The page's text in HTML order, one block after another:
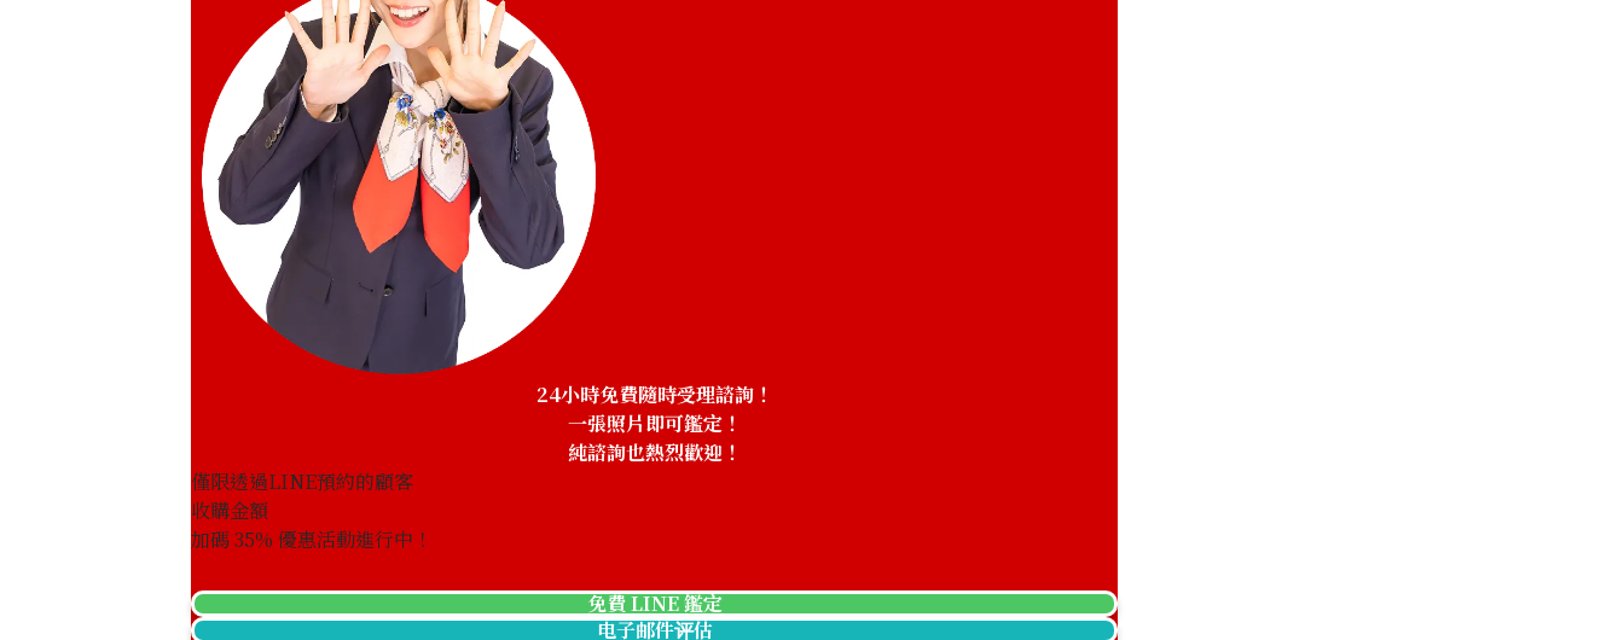
Platinum (Pt900) earrings
ASK ASK
24小時免費隨時受理諮詢！
一張照片即可鑑定！
純諮詢也熱烈歡迎！
僅限透過LINE預約的顧客
收購金額
加碼35% 優惠活動進行中！
免費 LINE 鑑定
电子邮件评估